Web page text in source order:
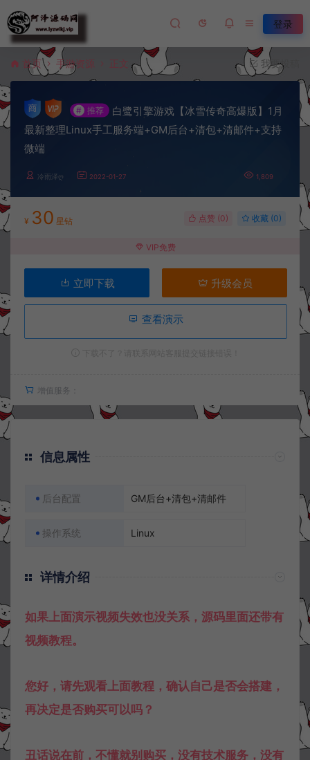
登录
首页 手游资源 正文 我要投稿
# 推荐
白鹭引擎游戏【冰雪传奇高爆版】1月
最新整理Linux手工服务端+GM后台+清包+清邮件+支持
微端
冷雨泽ღ 2022-01-27 1,809
¥ 30 星钻 点赞 (0) 收藏 (0)
VIP免费
立即下载 升级会员
查看演示
增值服务：
信息属性
后台配置 GM后台+清包+清邮件
操作系统 Linux
详情介绍
如果上面演示视频失效也没关系，源码里面还带有
视频教程。
您好，请先观看上面教程，确认自己是否会搭建，
再决定是否购买可以吗？
丑话说在前，不懂就别购买，没有技术服务，没有